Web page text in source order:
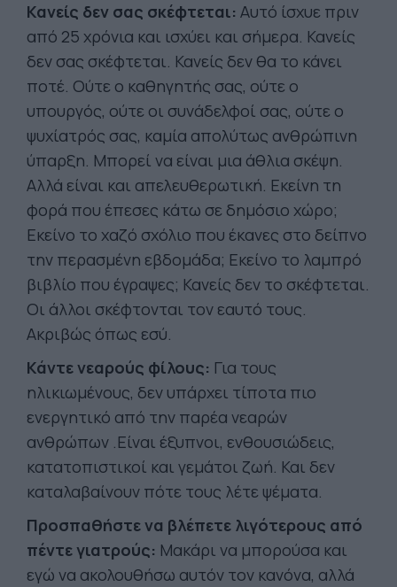
Κανείς δεν σας σκέφτεται: Αυτό ίσχυε πριν
από 25 χρόνια και ισχύει και σήμερα. Κανείς
δεν σας σκέφτεται. Κανείς δεν θα το κάνει
ποτέ. Ούτε ο καθηγητής σας, ούτε ο
υπουργός, ούτε οι συνάδελφοί σας, ούτε ο
ψυχίατρός σας, καμία απολύτως ανθρώπινη
ύπαρξη. Μπορεί να είναι μια άθλια σκέψη.
Αλλά είναι και απελευθερωτική. Εκείνη τη
φορά που έπεσες κάτω σε δημόσιο χώρο;
Εκείνο το χαζό σχόλιο που έκανες στο δείπνο
την περασμένη εβδομάδα; Εκείνο το λαμπρό
βιβλίο που έγραψες; Κανείς δεν το σκέφτεται.
Οι άλλοι σκέφτονται τον εαυτό τους.
Ακριβώς όπως εσύ.
Κάντε νεαρούς φίλους: Για τους
ηλικιωμένους, δεν υπάρχει τίποτα πιο
ενεργητικό από την παρέα νεαρών
ανθρώπων .Είναι έξυπνοι, ενθουσιώδεις,
κατατοπιστικοί και γεμάτοι ζωή. Και δεν
καταλαβαίνουν πότε τους λέτε ψέματα.
Προσπαθήστε να βλέπετε λιγότερους από
πέντε γιατρούς: Μακάρι να μπορούσα και
εγώ να ακολουθήσω αυτόν τον κανόνα, αλλά